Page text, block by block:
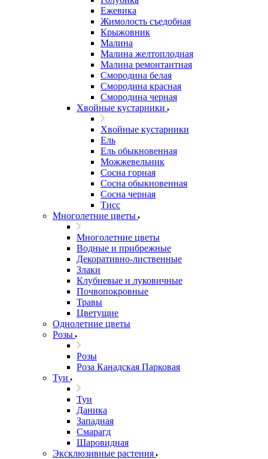
Ежевика
Жимолость съедобная
Крыжовник
Малина
Малина желтоплодная
Малина ремонтантная
Смородина белая
Смородина красная
Смородина черная
Хвойные кустарники
Хвойные кустарники
Ель
Ель обыкновенная
Можжевельник
Сосна горная
Сосна обыкновенная
Сосна черная
Тисс
Многолетние цветы
Многолетние цветы
Водные и прибрежные
Декоративно-лиственные
Злаки
Клубневые и луковичные
Почвопокровные
Травы
Цветущие
Однолетние цветы
Розы
Розы
Роза Канадская Парковая
Туи
Туи
Даника
Западная
Смарагд
Шаровидная
Эксклюзивные растения